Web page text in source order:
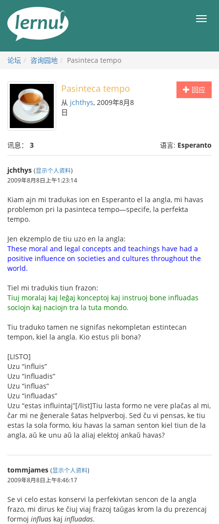
目
论坛 咨询园地 Pasinteca tempo
回应
Pasinteca tempo
从 jchthys, 2009年8月8
日
讯息： 3 语言: Esperanto
jchthys (显示个人资料)
2009年8月8日上午1:23:14
Kiam ajn mi tradukas ion en Esperanto el la angla, mi havas
problemon pri la pasinteca tempo—specife, la perfekta
tempo.
Jen ekzemplo de tiu uzo en la angla:
These moral and legal concepts and teachings have had a
positive influence on societies and cultures throughout the
world.
Tiel mi tradukis tiun frazon:
Tiuj moralaj kaj leĝaj konceptoj kaj instruoj bone influadas
sociojn kaj naciojn tra la tuta mondo.
Tiu traduko tamen ne signifas nekompletan estintecan
tempon, kiel la angla. Kio estus pli bona?
[LISTO]
Uzu “influis”
Uzu “influadis”
Uzu “influas”
Uzu “influadas”
Uzu “estas influintaj”[/list]Tiu lasta formo ne vere plaĉas al mi,
ĉar mi ne ĝenerale ŝatas helpverboj. Sed ĉu vi pensas, ke tiu
estas la sola formo, kiu havas la saman senton kiel tiun de la
angla, aŭ ke unu aŭ la aliaj elektoj ankaŭ havas?
tommjames (显示个人资料)
2009年8月8日上午8:46:17
Se vi celo estas konservi la perfekivtan sencon de la angla
frazo, mi dirus ke ĉiuj viaj frazoj taŭgas krom la du prezencaj
formoj influas kaj influadas.